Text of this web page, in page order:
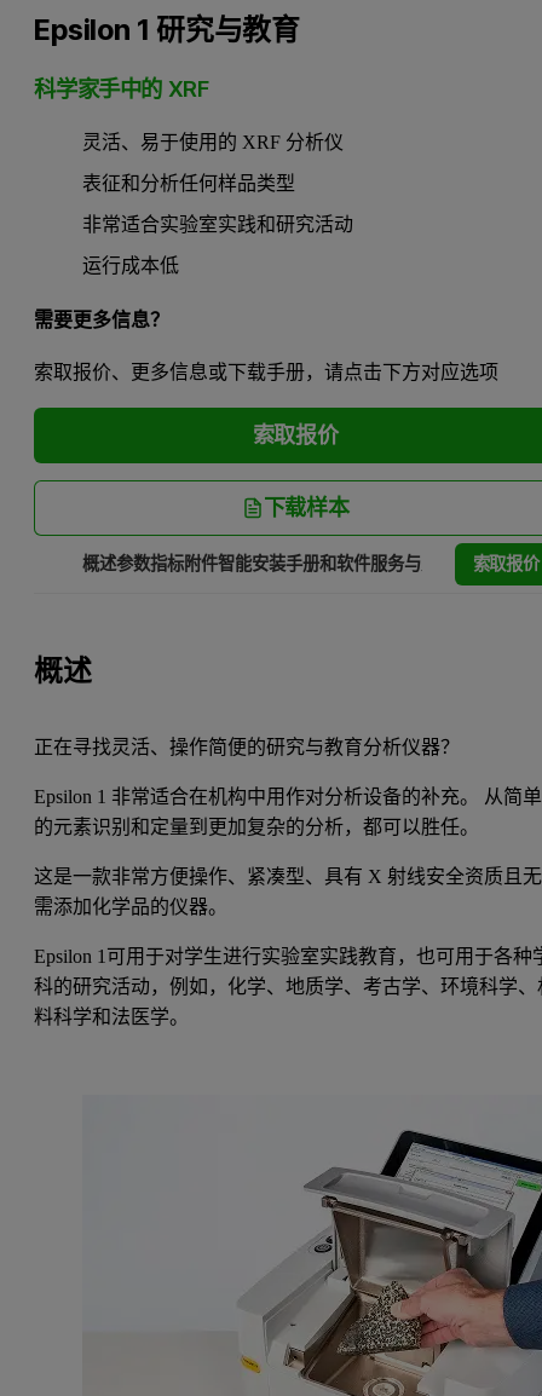
Epsilon 1 研究与教育
科学家手中的 XRF
灵活、易于使用的 XRF 分析仪
表征和分析任何样品类型
非常适合实验室实践和研究活动
运行成本低
需要更多信息？
索取报价、更多信息或下载手册，请点击下方对应选项
索取报价
下载样本
概述参数指标附件智能安装手册和软件服务与支持 索取报价
概述
正在寻找灵活、操作简便的研究与教育分析仪器？
Epsilon 1 非常适合在机构中用作对分析设备的补充。 从简单
的元素识别和定量到更加复杂的分析，都可以胜任。
这是一款非常方便操作、紧凑型、具有 X 射线安全资质且无
需添加化学品的仪器。
Epsilon 1可用于对学生进行实验室实践教育，也可用于各种
科的研究活动，例如，化学、地质学、考古学、环境科学、
料科学和法医学。